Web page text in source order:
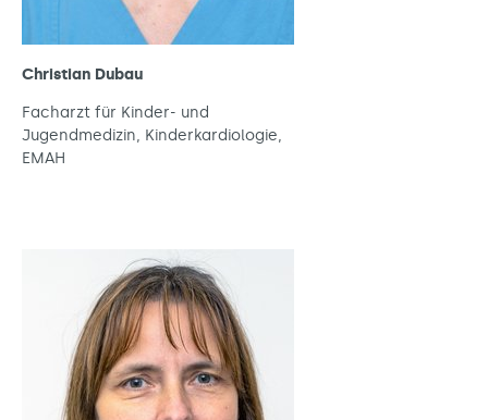
Christian Dubau
Facharzt für Kinder- und
Jugendmedizin, Kinderkardiologie,
EMAH